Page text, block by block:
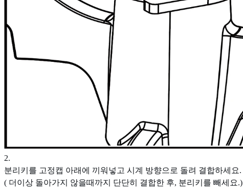
2.
분리키를 고정캡 아래에 끼워넣고 시계 방향으로 돌려 결합하세요.
( 더이상 돌아가지 않을때까지 단단히 결합한 후, 분리키를 빼세요.)